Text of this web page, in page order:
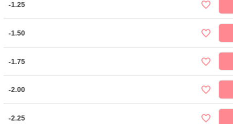
-1.25
-1.50
-1.75
-2.00
-2.25